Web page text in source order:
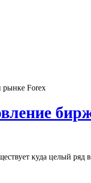
рынке Forex
куда целый ряд